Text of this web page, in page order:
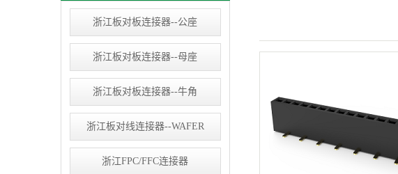
浙江板对板连接器--公座
浙江板对板连接器--母座
浙江板对板连接器--牛角
浙江板对线连接器--WAFER
浙江FPC/FFC连接器